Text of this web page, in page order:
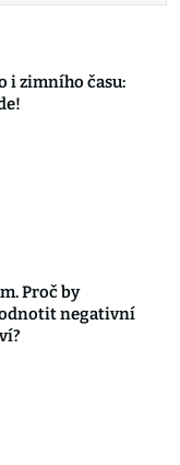
i zimního času:
Proč by
negativní